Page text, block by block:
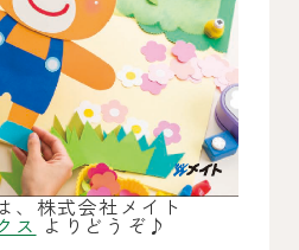
、株式会社メイト
ス よりどうぞ♪